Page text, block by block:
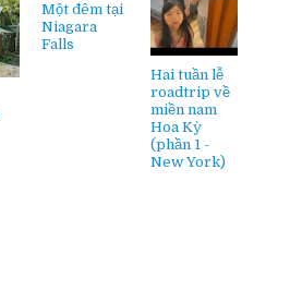
Một đêm tại
Niagara
Falls
Hai tuần lễ
roadtrip về
miền nam
Hoa Kỳ
(phần 1 -
New York)